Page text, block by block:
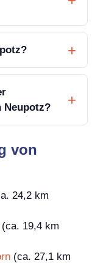
Neupotz?
von
24,2 km
(ca. 19,4 km
(ca. 27,1 km